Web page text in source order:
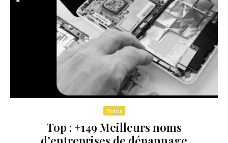
Noms
Top : +149 Meilleurs noms